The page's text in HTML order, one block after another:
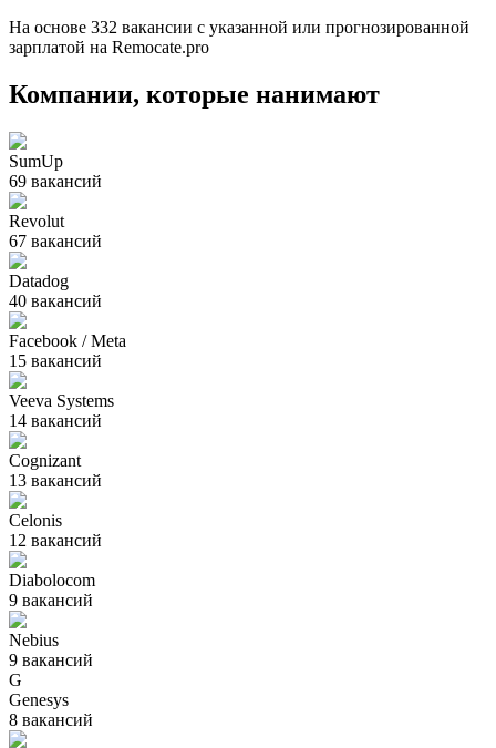
На основе 332 вакансии с указанной или прогнозированной
зарплатой на Remocate.pro
Компании, которые нанимают
SumUp
69 вакансий
Revolut
67 вакансий
Datadog
40 вакансий
Facebook / Meta
15 вакансий
Veeva Systems
14 вакансий
Cognizant
13 вакансий
Celonis
12 вакансий
Diabolocom
9 вакансий
Nebius
9 вакансий
G
Genesys
8 вакансий